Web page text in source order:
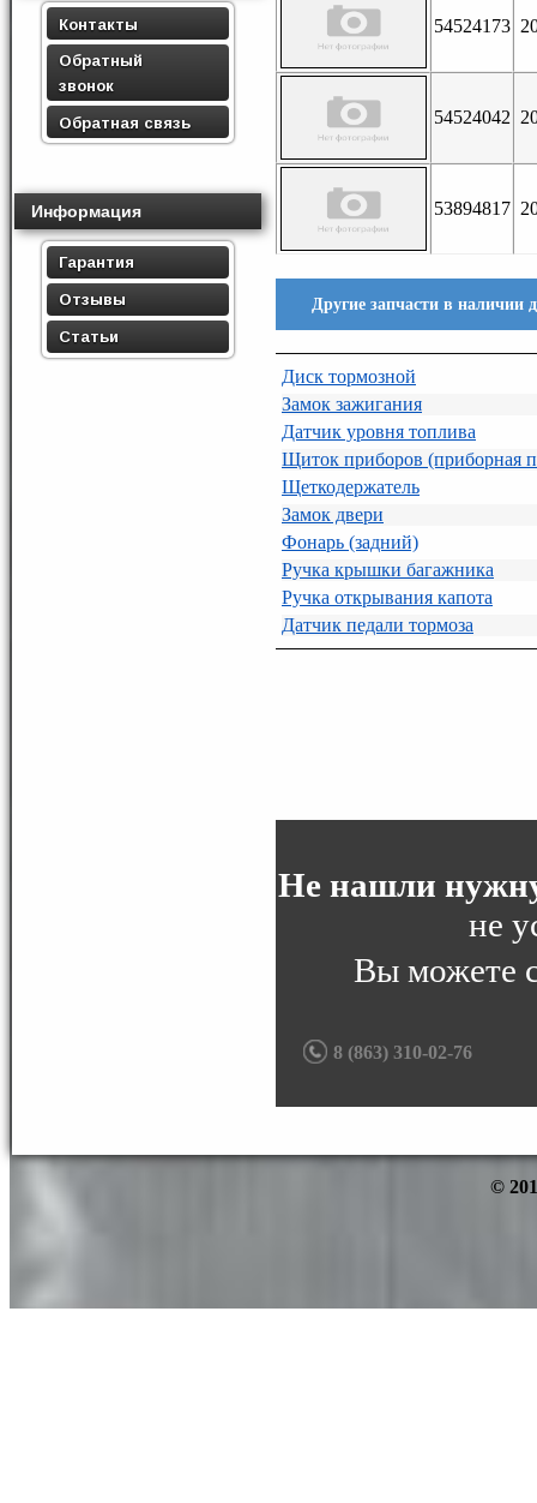
Контакты
Обратный
звонок
Обратная связь
Информация
Гарантия
Отзывы
Статьи
54524173
54524042
53894817
Другие запчасти в наличии
Диск тормозной
Замок зажигания
Датчик уровня топлива
Щиток приборов (приборная
Щеткодержатель
Замок двери
Фонарь (задний)
Ручка крышки багажника
Ручка открывания капота
Датчик педали тормоза
Не нашли
не
Вы можете
8 (863) 310-02-76
©